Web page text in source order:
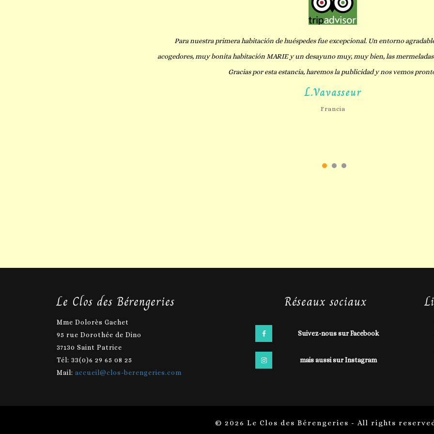
Para nuestra primera habitación de huéspedes fue excepcional. Un entorno
acogedores, muy bonita habitación MARIE y un desayuno muy, muy bien, las
Gracias por esta estancia, haremos la publicidad y nos vemos
L.Vavasseur
Francia
Le Clos des Bérengeries
Mme Dolorès Gachet
95 rue Dorothée de Dino
37130 Saint Patrice
Tél: 33(0)6 29 65 08 25
Mail: accueil@clos-berengeries.com
Réseaux sociaux
Suivez-nous sur Facebook
mais aussi sur Instagram
© 2026 Le Clos des Bérengeries - All rights